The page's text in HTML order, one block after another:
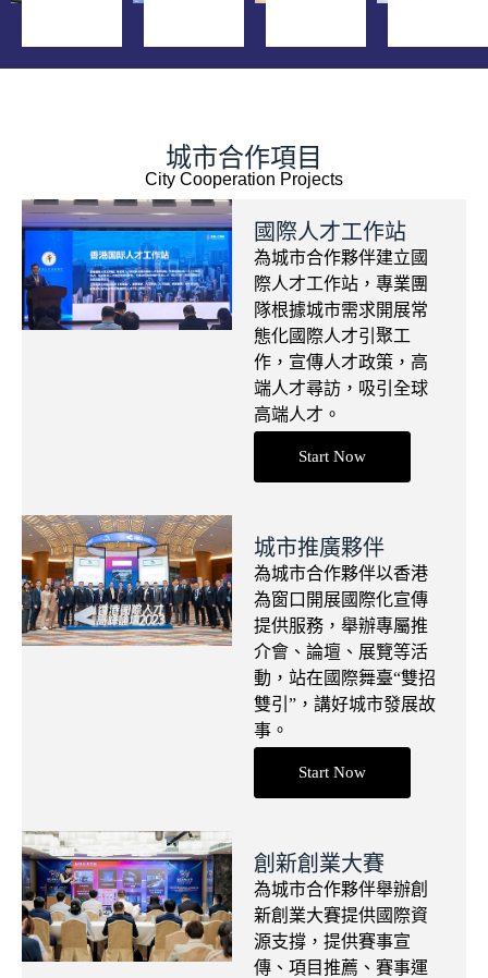
城市合作項目
City Cooperation Projects
國際人才工作站
為城市合作夥伴建立國
際人才工作站，專業團
隊根據城市需求開展常
態化國際人才引聚工
作，宣傳人才政策，高
端人才尋訪，吸引全球
高端人才。
Start Now
城市推廣夥伴
為城市合作夥伴以香港
為窗口開展國際化宣傳
提供服務，舉辦專屬推
介會、論壇、展覽等活
動，站在國際舞臺“雙招
雙引”，講好城市發展故
事。
Start Now
創新創業大賽
為城市合作夥伴舉辦創
新創業大賽提供國際資
源支撐，提供賽事宣
傳、項目推薦、賽事運